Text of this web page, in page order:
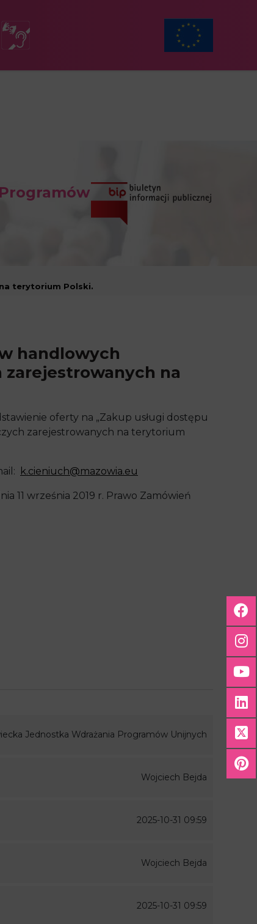
terytorium Polski.
handlowych
na
oferty na „Zakup usługi dostępu
zarejestrowanych na terytorium
k.cieniuch@mazowia.eu
11 września 2019 r. Prawo Zamówień
Jednostka Wdrażania Programów Unijnych
Wojciech Bejda
2025-10-31 09:59
Wojciech Bejda
2025-10-31 09:59